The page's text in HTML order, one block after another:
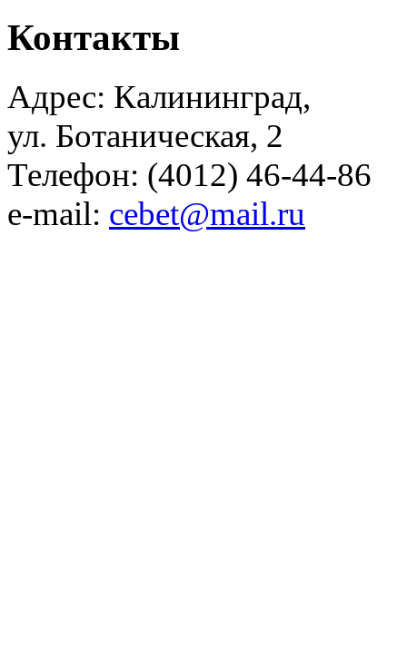
Контакты
Адрес: Калининград,
ул. Ботаническая, 2
Телефон: (4012) 46-44-86
e-mail: cebet@mail.ru